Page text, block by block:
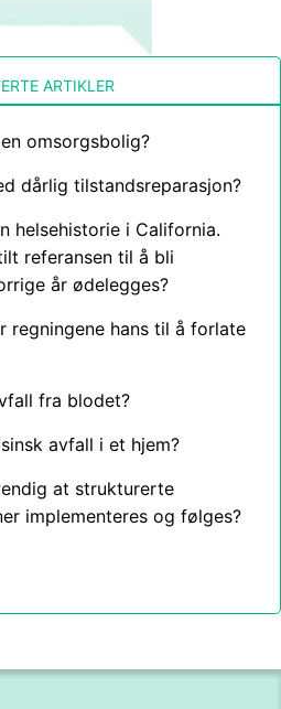
ARTIKLER
omsorgsbolig?
dårlig tilstandsreparasjon?
helsehistorie i California.
referansen til å bli
år ødelegges?
regningene hans til å forlate
fra blodet?
avfall i et hjem?
at strukturerte
implementeres og følges?